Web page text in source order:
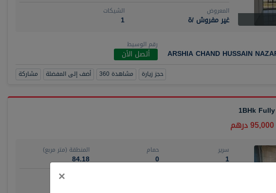
المعروض
غير مفروش /ة
الشيكات
1
ARSHIA CHAND HUSSAIN
رقم الوسيط
أتصل الأن
حجز زيارة مشاهدة 360 أضف إلى المفضلة مشاركة
1BHk
95,000 درهم
سرير
1
حمام
0
المنطقة (متر مربع)
84.18
×